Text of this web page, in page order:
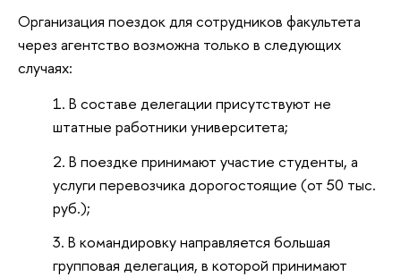
Организация поездок для сотрудников факультета
через агентство возможна только в следующих
случаях:
В составе делегации присутствуют не
штатные работники университета;
В поездке принимают участие студенты, а
услуги перевозчика дорогостоящие (от 50 тыс.
руб.);
В командировку направляется большая
групповая делегация, в которой принимают